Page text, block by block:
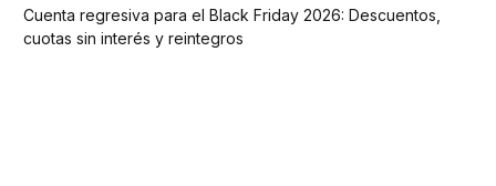
Cuenta regresiva para el Black Friday 2026: Descuentos,
cuotas sin interés y reintegros